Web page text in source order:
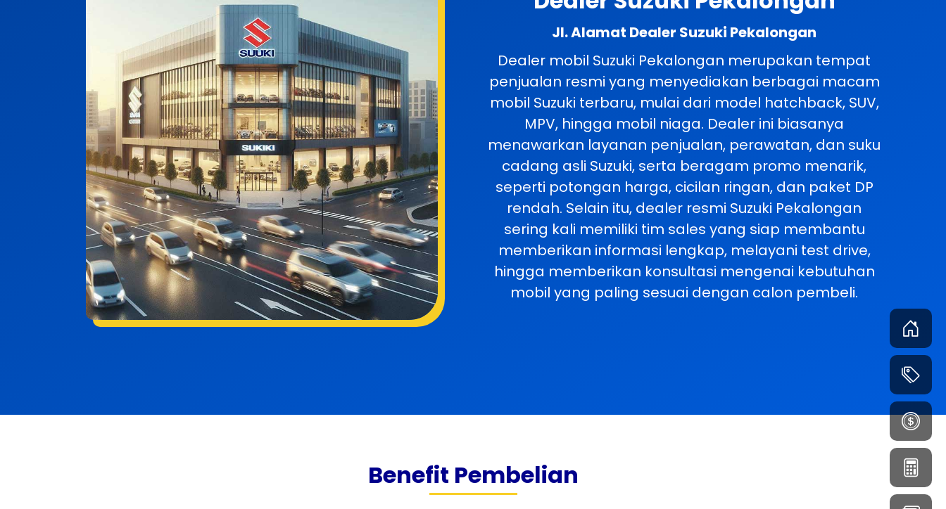
Jl. Alamat Dealer Suzuki Pekalongan
Dealer mobil Suzuki Pekalongan merupakan tempat
penjualan resmi yang menyediakan berbagai macam
mobil Suzuki terbaru, mulai dari model hatchback, SUV,
MPV, hingga mobil niaga. Dealer ini biasanya
menawarkan layanan penjualan, perawatan, dan suku
cadang asli Suzuki, serta beragam promo menarik,
seperti potongan harga, cicilan ringan, dan paket DP
rendah. Selain itu, dealer resmi Suzuki Pekalongan
sering kali memiliki tim sales yang siap membantu
memberikan informasi lengkap, melayani test drive,
hingga memberikan konsultasi mengenai kebutuhan
mobil yang paling sesuai dengan calon pembeli.
Benefit Pembelian